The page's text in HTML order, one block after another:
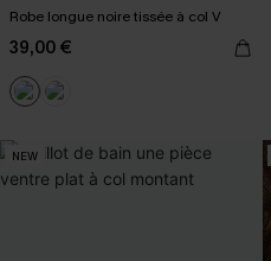
Robe longue noire tissée à col V
39,00 €
NEW